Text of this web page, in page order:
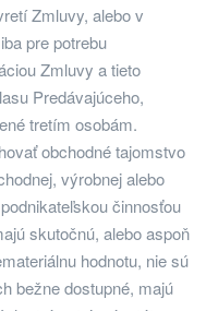
Zmluvy, alebo v
pre potrebu
Zmluvy a tieto
Predávajúceho,
tretím osobám.
obchodné tajomstvo
výrobnej alebo
činnosťou
skutočnú, alebo aspoň
hodnotu, nie sú
bežne dostupné, majú